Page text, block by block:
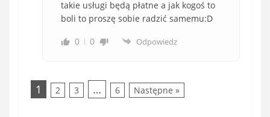
takie usługi będą płatne a jak kogoś to
boli to proszę sobie radzić samemu:D
0
0 Odpowiedz
1 2 3 … 6 Następne »